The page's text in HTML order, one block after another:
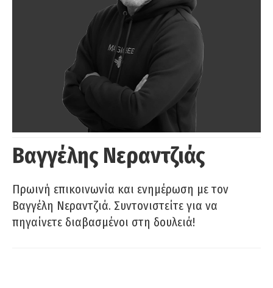
Βαγγέλης Νεραντζιάς
Πρωινή επικοινωνία και ενημέρωση με τον
Βαγγέλη Νεραντζιά. Συντονιστείτε για να
πηγαίνετε διαβασμένοι στη δουλειά!